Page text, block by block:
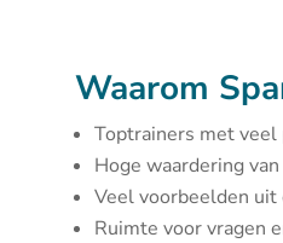
Waarom
Toptrainers met
Hoge waardering
Veel voorbeelden uit
Ruimte voor vragen